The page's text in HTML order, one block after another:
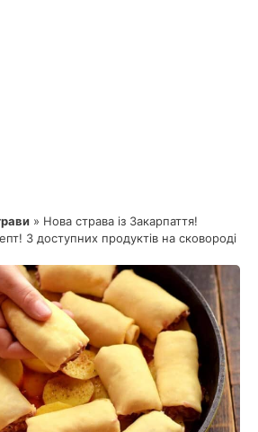
» Нова страва із Закарпаття!
З доступних продуктів на сковороді